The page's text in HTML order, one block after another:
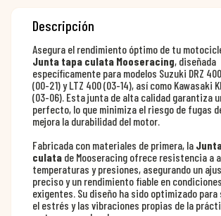
Descripción
Asegura el rendimiento óptimo de tu
Junta tapa culata Mooseracing, diseñada
específicamente para modelos Suzuki DRZ
(00-21) y LTZ 400 (03-14), así como Kawasaki
(03-06). Esta junta de alta calidad garantiza
perfecto, lo que minimiza el riesgo de fugas
mejora la durabilidad del motor.
Fabricada con materiales de primera, la
culata de Mooseracing ofrece resistencia a
temperaturas y presiones, asegurando un
preciso y un rendimiento fiable en condiciones
exigentes. Su diseño ha sido optimizado
el estrés y las vibraciones propias de la